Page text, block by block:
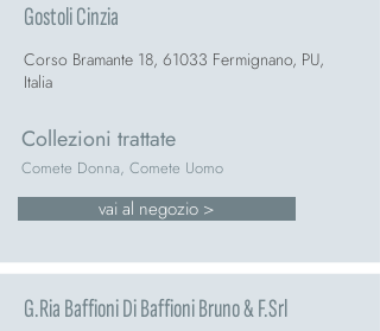
Gostoli Cinzia
Corso Bramante 18, 61033 Fermignano, PU,
Italia
Collezioni trattate
Comete Donna, Comete Uomo
vai al negozio >
G.Ria Baffioni Di Baffioni Bruno & F.Srl